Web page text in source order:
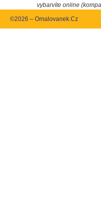
vybarvíte online
©2026 – Omalovanek.Cz